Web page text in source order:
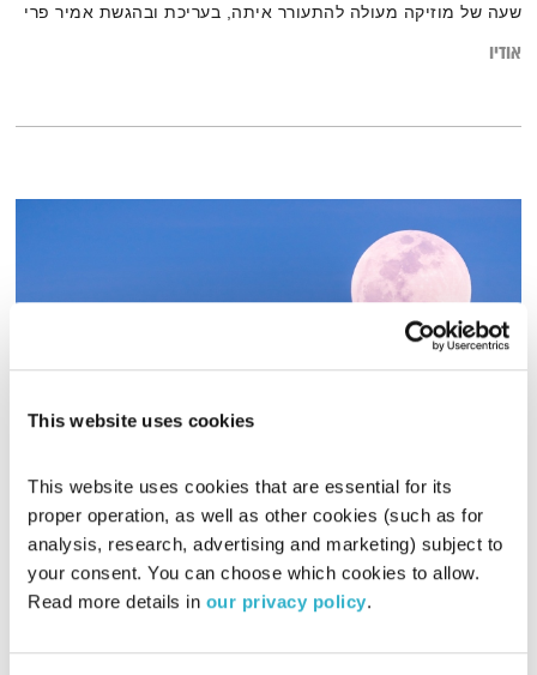
This website uses cookies
This website uses cookies that are essential for its
proper operation, as well as other cookies (such as for
analysis, research, advertising and marketing) subject to
your consent. You can choose which cookies to allow.
Read more details in our privacy policy.
שעה של מוזיקה מעולה להתעורר איתה, בעריכת ובהגשת אמיר פרי
אודיו
אני ואתה
עמיר לבויובל בנאי
28.07.17
01:52:26
עמיר לב ויובל בנאי נפגשים בכל שישי ברדיו מהות החיים